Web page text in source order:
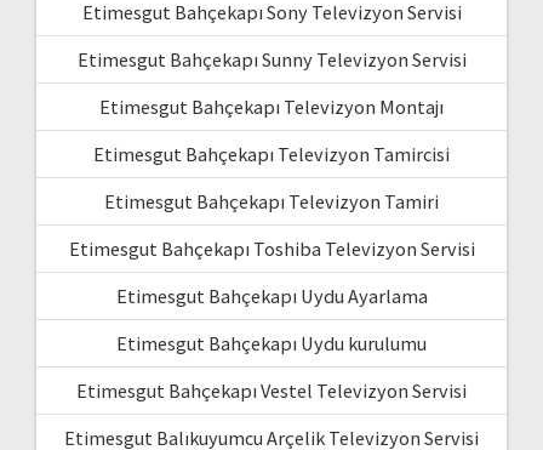
Etimesgut Bahçekapı Sony Televizyon Servisi
Etimesgut Bahçekapı Sunny Televizyon Servisi
Etimesgut Bahçekapı Televizyon Montajı
Etimesgut Bahçekapı Televizyon Tamircisi
Etimesgut Bahçekapı Televizyon Tamiri
Etimesgut Bahçekapı Toshiba Televizyon Servisi
Etimesgut Bahçekapı Uydu Ayarlama
Etimesgut Bahçekapı Uydu kurulumu
Etimesgut Bahçekapı Vestel Televizyon Servisi
Etimesgut Balıkuyumcu Arçelik Televizyon Servisi